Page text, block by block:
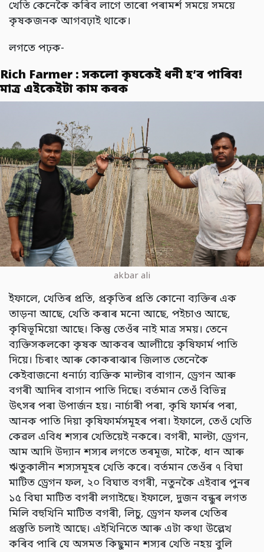
খেতি কেনেকৈ কৰিব লাগে তাৰো পৰামৰ্শ সময়ে সময়ে
কৃষকজনক আগবঢ়াই থাকে।
লগতে পঢ়ক-
Rich Farmer : সকলো কৃষকেই ধনী হ’ব পাৰিব!
মাত্ৰ এইকেইটা কাম কৰক
akbar ali
ইফালে, খেতিৰ প্ৰতি, প্ৰকৃতিৰ প্ৰতি কোনো ব্যক্তিৰ এক
তাড়না আছে, খেতি কৰাৰ মনো আছে, পইচাও আছে,
কৃষিভূমিয়ো আছে। কিন্তু তেওঁৰ নাই মাত্ৰ সময়। তেনে
ব্যক্তিসকলকো কৃষক আকবৰ আলাীয়ে কৃষিফাৰ্ম পাতি
দিয়ে। চিৰাং আৰু কোকৰাঝাৰ জিলাত তেনেকৈ
কেইবাজনো ধনাৰ্ঢ্য ব্যক্তিক মাল্টাৰ বাগান, ড্ৰেগন আৰু
বগৰী আদিৰ বাগান পাতি দিছে। বৰ্তমান তেওঁ বিভিন্ন
উৎসৰ পৰা উপাৰ্জন হয়। নাৰ্চাৰী পৰা, কৃষি ফাৰ্মৰ পৰা,
আনক পাতি দিয়া কৃষিফাৰ্মসমূহৰ পৰা। ইফালে, তেওঁ খেতি
কেৱল এবিধ শস্যৰ খেতিয়েই নকৰে। বগৰী, মাল্টা, ড্ৰেগন,
আম আদি উদ্যান শস্যৰ লগতে তৰমূজ, মাকৈ, ধান আৰু
ঋতুকালীন শস্যসমূহৰ খেতি কৰে। বৰ্তমান তেওঁৰ ৭ বিঘা
মাটিত ড্ৰেগন ফল, ২০ বিঘাত বগৰী, নতুনকৈ এইবাৰ পুনৰ
১৫ বিঘা মাটিত বগৰী লগাইছে। ইফালে, দুজন বন্ধুৰ লগত
মিলি বহুখিনি মাটিত বগৰী, লিচু, ড্ৰেগন ফলৰ খেতিৰ
প্ৰস্তুতি চলাই আছে। এইখিনিতে আৰু এটা কথা উল্লেখ
কৰিব পাৰি যে অসমত কিছুমান শস্যৰ খেতি নহয় বুলি